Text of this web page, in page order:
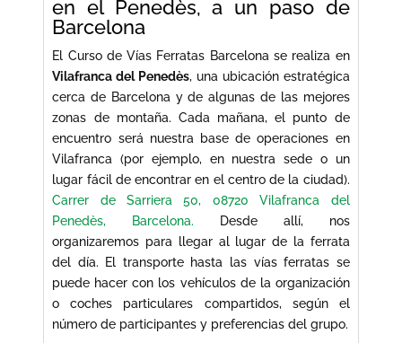
en el Penedès, a un paso de
Barcelona
El Curso de Vías Ferratas Barcelona se realiza en
Vilafranca del Penedès, una ubicación estratégica
cerca de Barcelona y de algunas de las mejores
zonas de montaña. Cada mañana, el punto de
encuentro será nuestra base de operaciones en
Vilafranca (por ejemplo, en nuestra sede o un
lugar fácil de encontrar en el centro de la ciudad).
Carrer de Sarriera 50, 08720 Vilafranca del
Penedès, Barcelona. Desde allí, nos
organizaremos para llegar al lugar de la ferrata
del día. El transporte hasta las vías ferratas se
puede hacer con los vehículos de la organización
o coches particulares compartidos, según el
número de participantes y preferencias del grupo.